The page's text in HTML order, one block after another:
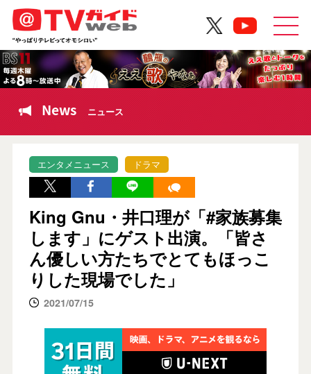
News ニュース
エンタメニュース ドラマ
King Gnu・井口理が「#家族募集
します」にゲスト出演。「皆さ
ん優しい方たちでとてもほっこ
りした現場でした」
2021/07/15